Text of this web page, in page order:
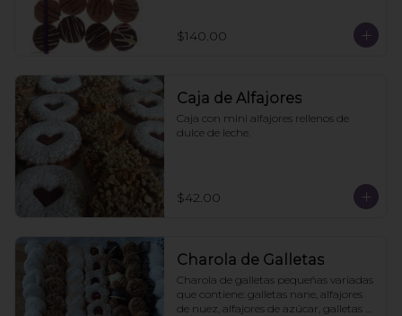
$140.00
Caja de Alfajores
Caja con mini alfajores rellenos de
dulce de leche.
$42.00
Charola de Galletas
Charola de galletas pequeñas variadas
que contiene: galletas nane, alfajores
de nuez, alfajores de azúcar, galletas